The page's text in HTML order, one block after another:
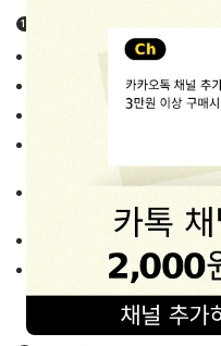
상품정보고시 상세정보
품목 : 유아동 악세사리/잡화류
제조사/제조국 : 상품별 상이 (각 상품
제품의 소재/색상/사이즈 : 각 상품 상
세탁시 주의사항 : 상품 Label에 안내
(별도의 세탁법이 필요한 경우 상세페
(주말 · 공휴일 및 배송지연 상품의 경
제품수령 후 7일 이내
해피프린스 고객상담